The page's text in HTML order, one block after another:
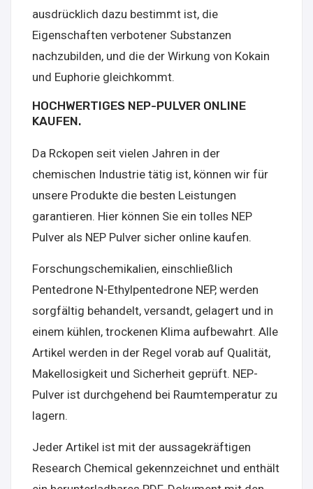
ausdrücklich dazu bestimmt ist, die
Eigenschaften verbotener Substanzen
nachzubilden, und die der Wirkung von Kokain
und Euphorie gleichkommt.
HOCHWERTIGES NEP-PULVER ONLINE
KAUFEN.
Da Rckopen seit vielen Jahren in der
chemischen Industrie tätig ist, können wir für
unsere Produkte die besten Leistungen
garantieren. Hier können Sie ein tolles NEP
Pulver als NEP Pulver sicher online kaufen.
Forschungschemikalien, einschließlich
Pentedrone N-Ethylpentedrone NEP, werden
sorgfältig behandelt, versandt, gelagert und in
einem kühlen, trockenen Klima aufbewahrt. Alle
Artikel werden in der Regel vorab auf Qualität,
Makellosigkeit und Sicherheit geprüft. NEP-
Pulver ist durchgehend bei Raumtemperatur zu
lagern.
Jeder Artikel ist mit der aussagekräftigen
Research Chemical gekennzeichnet und enthält